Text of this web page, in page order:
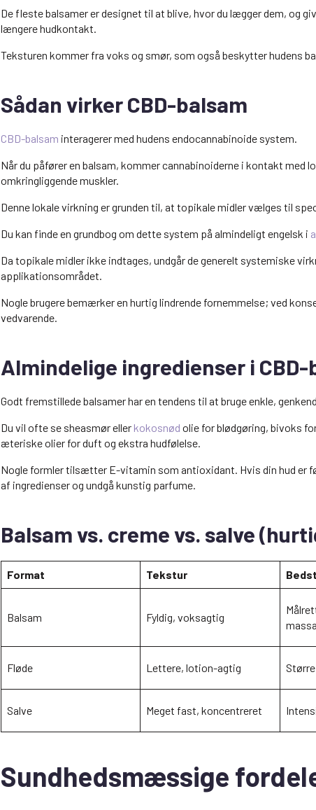
De fleste balsamer er designet til at blive, hvor du lægger dem, og
længere hudkontakt.
Teksturen kommer fra voks og smør, som også beskytter hudens
Sådan virker CBD-balsam
CBD-balsam interagerer med hudens endocannabinoide system.
Når du påfører en balsam, kommer cannabinoiderne i kontakt med
omkringliggende muskler.
Denne lokale virkning er grunden til, at topikale midler vælges til
Du kan finde en grundbog om dette system på almindeligt engelsk i
Da topikale midler ikke indtages, undgår de generelt systemiske
applikationsområdet.
Nogle brugere bemærker en hurtig lindrende fornemmelse; ved
vedvarende.
Almindelige ingredienser i CBD-
Godt fremstillede balsamer har en tendens til at bruge enkle,
Du vil ofte se sheasmør eller kokosnød olie for blødgøring, bivoks
æteriske olier for duft og ekstra hudfølelse.
Nogle formler tilsætter E-vitamin som antioxidant. Hvis din hud er
af ingredienser og undgå kunstig parfume.
Balsam vs. creme vs. salve
Format Tekstur
Balsam Fyldig, voksagtig
Fløde Lettere, lotion-agtig
Salve Meget fast, koncentreret
Sundhedsmæssige